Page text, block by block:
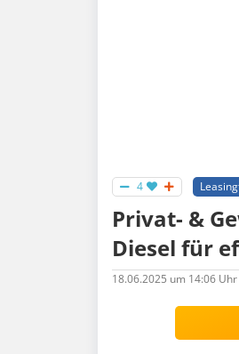
4
Privat- &
Diesel für
18.06.2025 um 14:06 Uhr